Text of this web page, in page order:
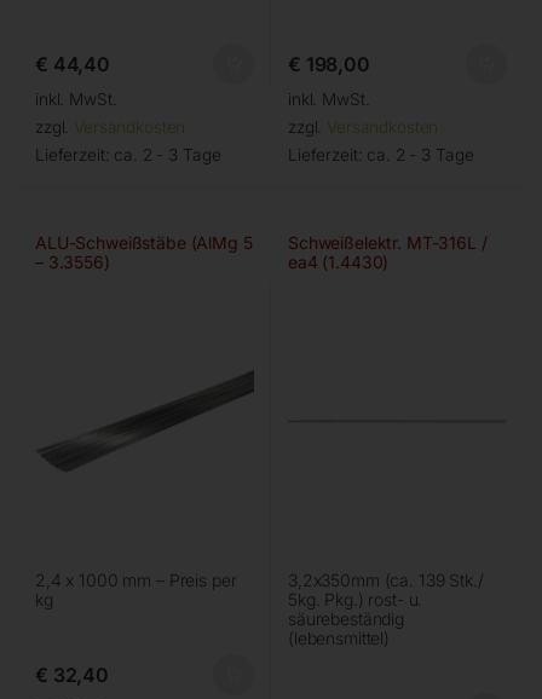
€ 44,40
inkl. MwSt.
zzgl. Versandkosten
Lieferzeit: ca. 2 - 3 Tage
€ 198,00
inkl. MwSt.
zzgl. Versandkosten
Lieferzeit: ca. 2 - 3 Tage
ALU-Schweißstäbe (AlMg 5
– 3.3556)
2,4 x 1000 mm – Preis per
kg
€ 32,40
Schweißelektr. MT-316L /
ea4 (1.4430)
3,2x350mm (ca. 139 Stk./
5kg. Pkg.) rost- u.
säurebeständig
(lebensmittel)